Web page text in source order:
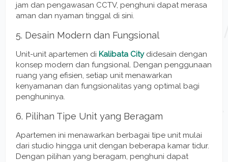
jam dan pengawasan CCTV, penghuni dapat merasa
aman dan nyaman tinggal di sini.
5. Desain Modern dan Fungsional
Unit-unit apartemen di Kalibata Citydidesain dengan
konsep modern dan fungsional. Dengan penggunaan
ruang yang efisien, setiap unit menawarkan
kenyamanan dan fungsionalitas yang optimal bagi
penghuninya.
6. Pilihan Tipe Unit yang Beragam
Apartemen ini menawarkan berbagai tipe unit mulai
dari studio hingga unit dengan beberapa kamar tidur.
Dengan pilihan yang beragam, penghuni dapat